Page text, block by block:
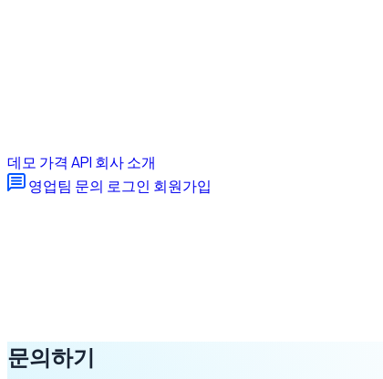
데모 가격 API 회사 소개
영업팀 문의 로그인 회원가입
문의하기